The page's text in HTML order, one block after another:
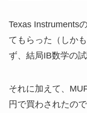
Texas Instruments
てもらった（しか
ず、結局IB数学の
それに加えて、
円で買わされたの